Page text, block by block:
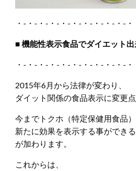
・-・-・-・-・-・-・-・-・-・-・
■ 機能性表示食品でダイエット出
・-・-・-・-・-・-・-・-・-・-・
2015年6月から法律が変わり、
ダイット関係の食品表示に変更点
今までトクホ（特定保健用食品）
新たに効果を表示する事ができ
が加わります。
これからは、